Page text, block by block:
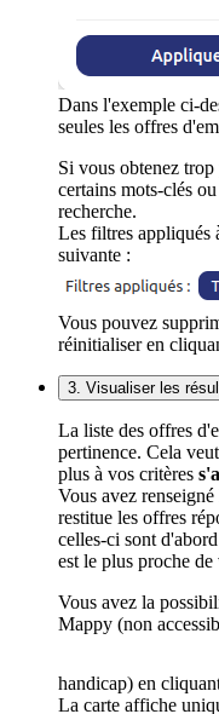
Dans l'exemple ci-
seules les offres
Si vous obtenez
certains mots-clés
recherche.
Les filtres appliqués
suivante :
Vous pouvez
réinitialiser en
3. Visualiser les
La liste des offres
pertinence. Cela
plus à vos critères
Vous avez
restitue les offres
celles-ci sont
est le plus proche de
Vous avez la
Mappy (non
handicap) en
La carte affiche